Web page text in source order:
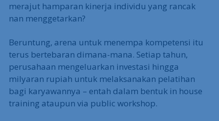
merajut hamparan kinerja individu yang rancak
nan menggetarkan?
Beruntung, arena untuk menempa kompetensi itu
terus bertebaran dimana-mana. Setiap tahun,
perusahaan mengeluarkan investasi hingga
milyaran rupiah untuk melaksanakan pelatihan
bagi karyawannya – entah dalam bentuk in house
training ataupun via public workshop.